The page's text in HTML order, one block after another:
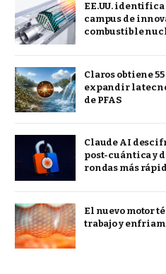
EE.UU.
campus de
combustible
Claros obtiene
expandir la
de PFAS
Claude AI
post-cuántica y
rondas más
El nuevo motor
trabajo y